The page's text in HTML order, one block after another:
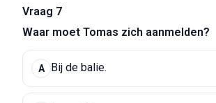
Vraag 7
Waar moet Tomas zich aanmelden?
A Bij de balie.